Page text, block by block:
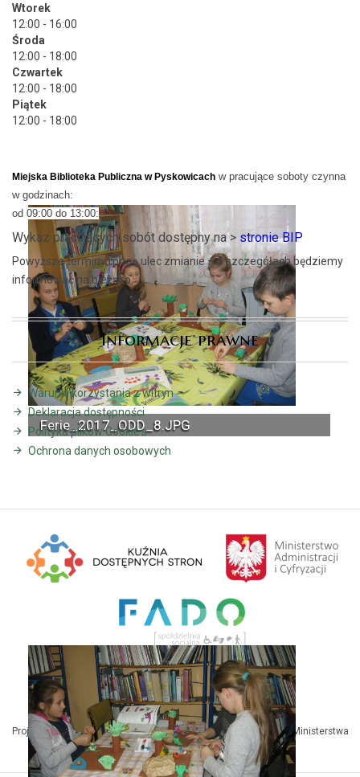
Ferie_2017_ODD_8.JPG
Wtorek
12:00 - 16:00
Środa
12:00 - 18:00
Czwartek
12:00 - 18:00
Piątek
12:00 - 18:00
Miejska Biblioteka Publiczna w Pyskowicach w pracujące soboty czynna
w godzinach:
od 09:00 do 13:00:
Wykaz pracujących sobót dostępny na > stronie BIP
Powyższe terminy mogą ulec zmianie – o szczegółach będziemy
informować na bieżąco.
Informacje prawne
Warunki korzystania z witryn
Deklaracja dostępności
Polityka plików Cookie's
Ochrona danych osobowych
Projekt Kuźnia Dostępnych Stron współfinansowany ze środków Ministerstwa
Administracji i Cyfryzacji